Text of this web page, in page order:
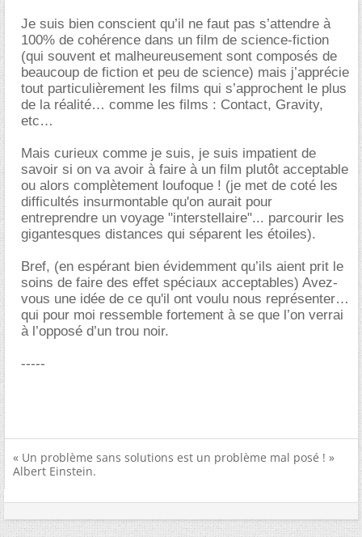
Je suis bien conscient qu’il ne faut pas s’attendre à
100% de cohérence dans un film de science-fiction
(qui souvent et malheureusement sont composés de
beaucoup de fiction et peu de science) mais j’apprécie
tout particulièrement les films qui s’approchent le plus
de la réalité… comme les films : Contact, Gravity,
etc
Mais curieux comme je suis, je suis impatient de
savoir si on va avoir à faire à un film plutôt acceptable
ou alors complètement loufoque ! (je met de coté les
difficultés insurmontable qu'on aurait pour
entreprendre un voyage "interstellaire"... parcourir les
gigantesques distances qui séparent les étoiles).
Bref, (en espérant bien évidemment qu’ils aient prit le
soins de faire des effet spéciaux acceptables) Avez-
vous une idée de ce qu'il ont voulu nous représenter
qui pour moi ressemble fortement à se que l’on verrai
à l’opposé d’un trou noir.
-----
« Un problème sans solutions est un problème mal posé ! »
Albert Einstein.